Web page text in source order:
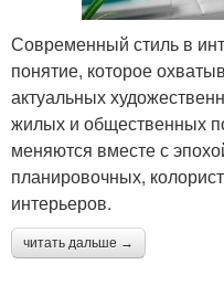
Современный стиль в
понятие, которое
актуальных
жилых и общественных
меняются вместе с
планировочных,
интерьеров.
читать дальше →